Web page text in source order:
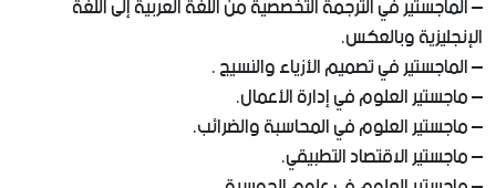
الإنجليزية وبالعكس.
– ​الماجستير في تصميم الأزياء​ والنسيج ​.
– ​ماجستير العلوم في إدارة الأعمال.
– ماجستير العلوم في المحاسبة والضرائب​.
– ​ماجستير الاقتصاد التطبيقي.